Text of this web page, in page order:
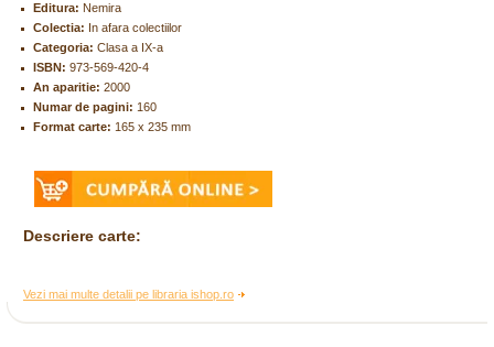
Editura: Nemira
Colectia: In afara colectiilor
Categoria: Clasa a IX-a
ISBN: 973-569-420-4
An aparitie: 2000
Numar de pagini: 160
Format carte: 165 x 235 mm
Descriere carte:
Vezi mai multe detalii pe libraria ishop.ro